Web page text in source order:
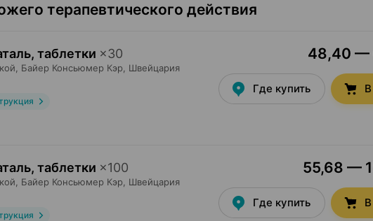
терапевтического действия
таблетки ×30
Байер Консьюмер Кэр , Швейцария
48,40 —
Где купить
таблетки ×100
Байер Консьюмер Кэр , Швейцария
55,68 —
Где купить